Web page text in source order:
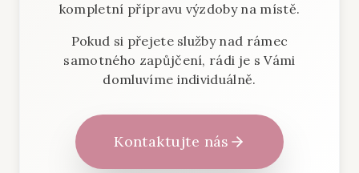
kompletní přípravu výzdoby na místě.
Pokud si přejete služby nad rámec
samotného zapůjčení, rádi je s Vámi
domluvíme individuálně.
Kontaktujte nás